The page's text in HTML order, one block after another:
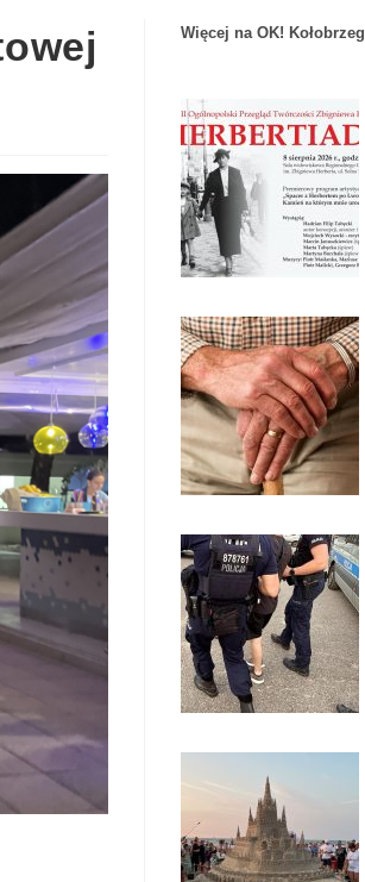
Więcej na OK! Kołobrzeg